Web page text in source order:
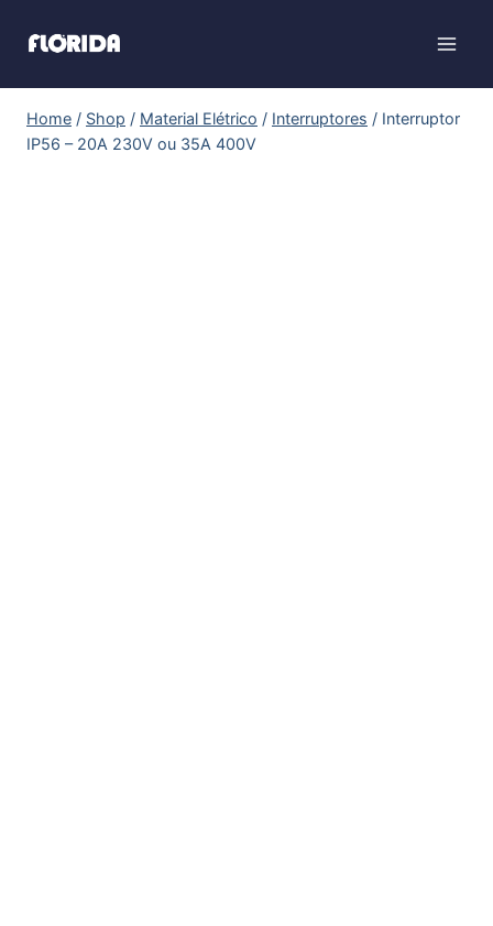
Home / Shop / Material Elétrico / Interruptores / Interruptor
IP56 – 20A 230V ou 35A 400V